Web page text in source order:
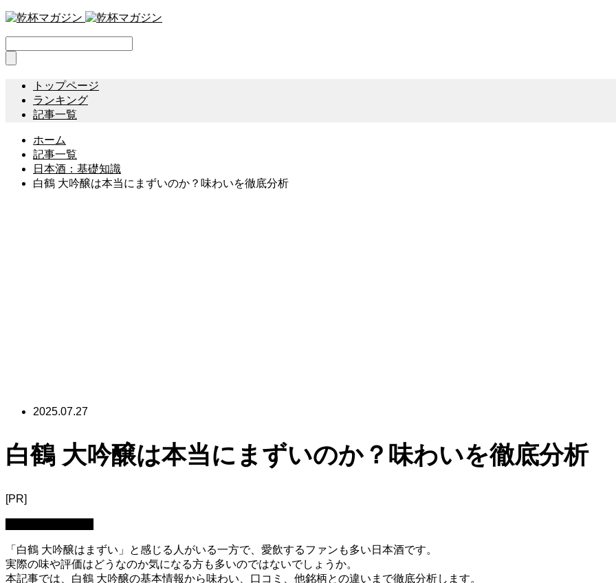
トップページ
ランキング
記事一覧
ホーム
記事一覧
日本酒：基礎知識
白鶴 大吟醸は本当にまずいのか？味わいを徹底分析
2025.07.27
白鶴 大吟醸は本当にまずいのか？味わいを徹底分析
[PR]
「白鶴 大吟醸はまずい」と感じる人がいる一方で、愛飲するファンも多い日本酒です。
実際の味や評価はどうなのか気になる方も多いのではないでしょうか。
本記事では、白鶴 大吟醸の基本情報から味わい、口コミ、他銘柄との違いまで徹底分析します。